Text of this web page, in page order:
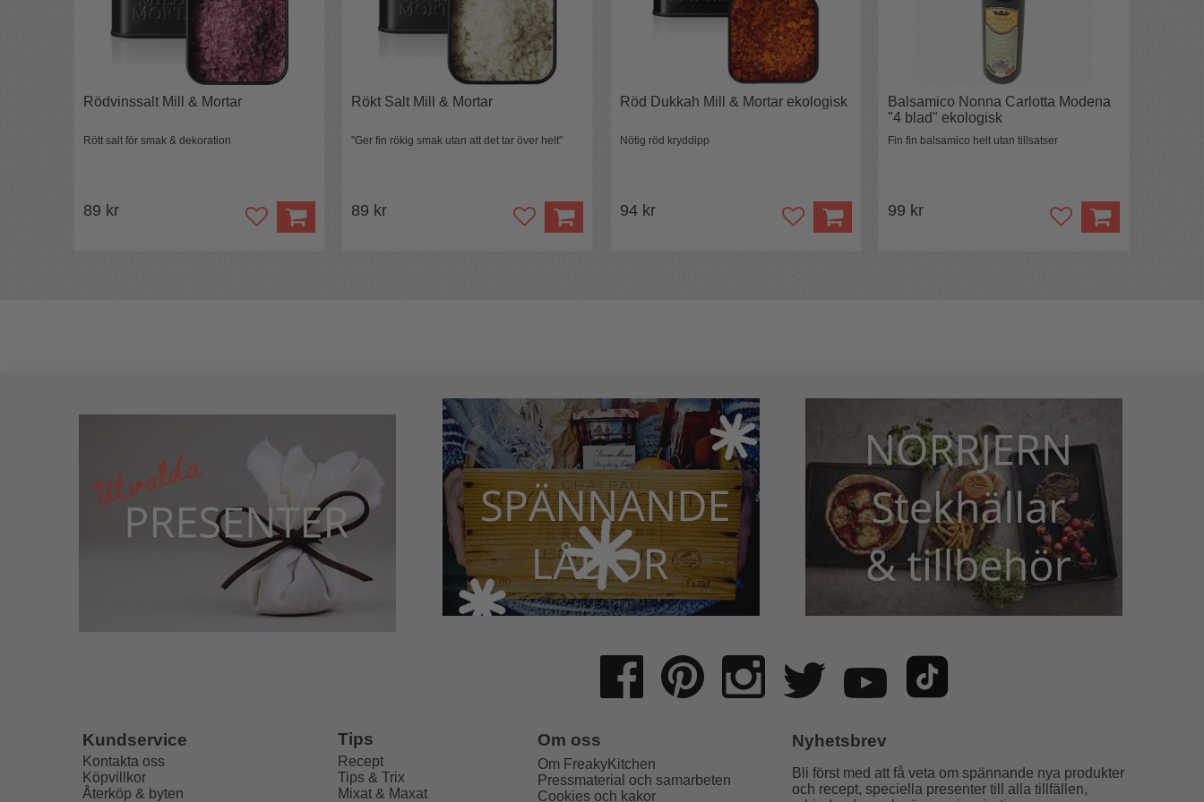
att skapa rätter som Arroz Negro, Paella och autentiska Tapas direkt hemma.
Vid större beställningar eller förfrågan om leverans och faktura, kontakta oss gärna på
hello@freakykitchen.se
OBS! Skulle någon produkt plötsligt ta slut ersätts den av en likvärdig till samma eller
högre värde. Mer info om respektive produkt i de orange länkarna nedan.
Bläckfiskbläck
Fikonmarmelad
Sherryvinäger DOP
Rökt paprika (Het)
Rökt paprika (Mild)
Rödvinssalt Mill & Mortar
Rött salt för smak & dekoration
89 kr
Rökt Salt Mill & Mortar
"Ger fin rökig smak utan att det tar över helt"
89 kr
Röd Dukkah Mill & Mortar ekologisk
Nötig röd kryddipp
94 kr
Balsamico Nonna Carlotta Modena
"4 blad" ekologisk
Fin fin balsamico helt utan tillsatser
99 kr
Kundservice
Kontakta oss
Köpvillkor
Återköp & byten
Tips
Recept
Tips & Trix
Mixat & Maxat
Om oss
Om FreakyKitchen
Pressmaterial och samarbeten
Cookies och kakor
Nyhetsbrev
Bli först med att få veta om spännande nya produkter
och recept, speciella presenter till alla tillfällen,